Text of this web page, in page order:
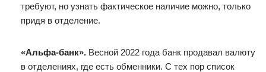
требуют, но узнать фактическое наличие можно, только
придя в отделение.
«Альфа-банк». Весной 2022 года банк продавал валюту
в отделениях, где есть обменники. С тех пор список